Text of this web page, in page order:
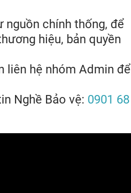
nguồn chính thống, để
hiệu, bản quyền
liên hệ nhóm Admin để
Nghề Bảo vệ: 0901 68